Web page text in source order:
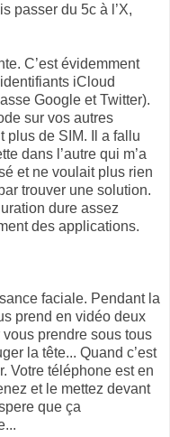
passer du 5c à l’X,
C’est évidemment
iCloud
Google et Twitter).
sur vos autres
plus de SIM. Il a fallu
dans l’autre qui m’a
et ne voulait plus rien
trouver une solution.
dure assez
des applications.
faciale. Pendant la
prend en vidéo deux
prendre sous tous
la tête... Quand c’est
Votre téléphone est en
et le mettez devant
que ça